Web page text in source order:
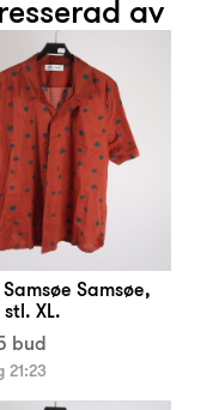
av
Samsøe,
XL.
bud
21:23